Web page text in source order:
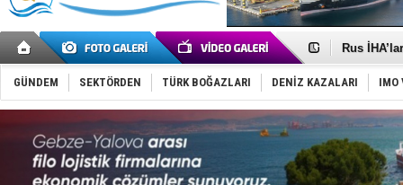
Gemide
Rus
Tatil
Rusya,
Enejota
Denizcilik
‘14.
Taksi
GÜNDEM SEKTÖRDEN TÜRK BOĞAZLARI DENİZ KAZALARI IMO